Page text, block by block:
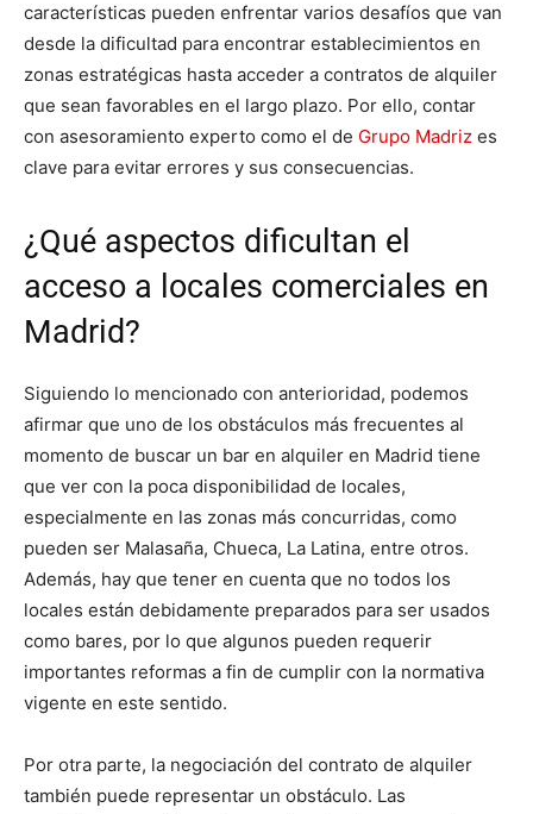
características pueden enfrentar varios desafíos que van
desde la dificultad para encontrar establecimientos en
zonas estratégicas hasta acceder a contratos de alquiler
que sean favorables en el largo plazo. Por ello, contar
con asesoramiento experto como el de Grupo Madriz es
clave para evitar errores y sus consecuencias.
¿Qué aspectos dificultan el
acceso a locales comerciales en
Madrid?
Siguiendo lo mencionado con anterioridad, podemos
afirmar que uno de los obstáculos más frecuentes al
momento de buscar un bar en alquiler en Madrid tiene
que ver con la poca disponibilidad de locales,
especialmente en las zonas más concurridas, como
pueden ser Malasaña, Chueca, La Latina, entre otros.
Además, hay que tener en cuenta que no todos los
locales están debidamente preparados para ser usados
como bares, por lo que algunos pueden requerir
importantes reformas a fin de cumplir con la normativa
vigente en este sentido.
Por otra parte, la negociación del contrato de alquiler
también puede representar un obstáculo. Las